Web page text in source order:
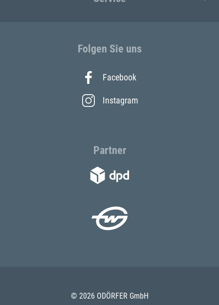
Folgen Sie uns
Facebook
Instagram
Partner
© 2026 ODÖRFER GmbH